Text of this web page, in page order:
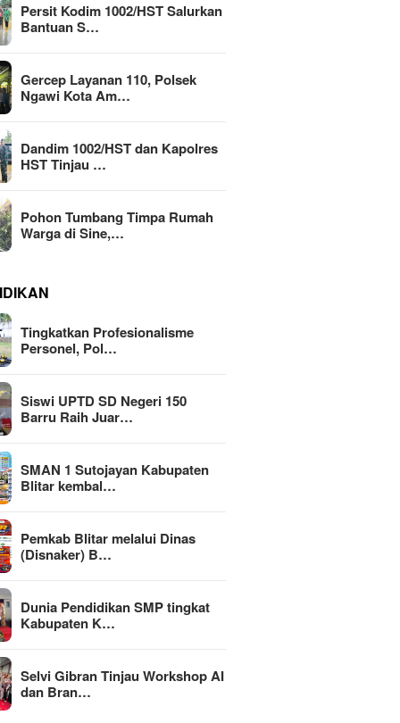
Persit Kodim 1002/HST Salurkan
Bantuan S…
Gercep Layanan 110, Polsek
Ngawi Kota Am…
Dandim 1002/HST dan Kapolres
HST Tinjau …
Pohon Tumbang Timpa Rumah
Warga di Sine,…
Tingkatkan Profesionalisme
Personel, Pol…
Siswi UPTD SD Negeri 150
Barru Raih Juar…
SMAN 1 Sutojayan Kabupaten
Blitar kembal…
Pemkab Blitar melalui Dinas
(Disnaker) B…
Dunia Pendidikan SMP tingkat
Kabupaten K…
Selvi Gibran Tinjau Workshop AI
dan Bran…